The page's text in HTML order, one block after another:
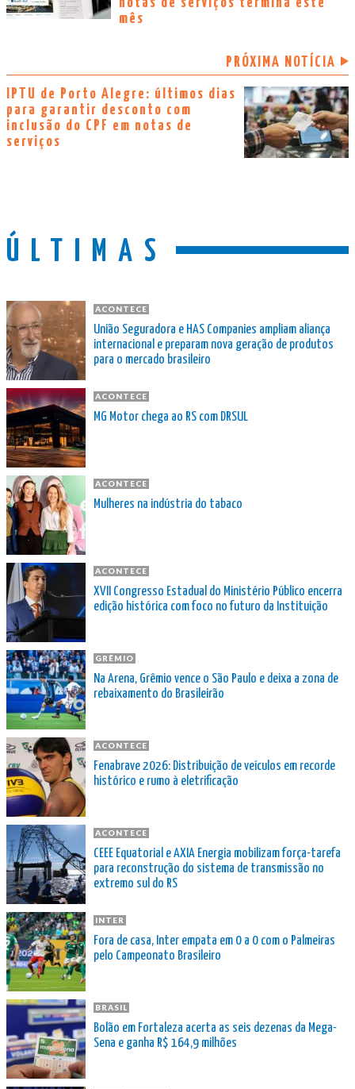
mês
PRÓXIMA NOTÍCIA
IPTU de Porto Alegre: últimos dias
para garantir desconto com
inclusão do CPF em notas de
serviços
ÚLTIMAS
ACONTECE
União Seguradora e HAS Companies ampliam aliança
internacional e preparam nova geração de produtos
para o mercado brasileiro
ACONTECE
MG Motor chega ao RS com DRSUL
ACONTECE
Mulheres na indústria do tabaco
ACONTECE
XVII Congresso Estadual do Ministério Público encerra
edição histórica com foco no futuro da Instituição
GRÊMIO
Na Arena, Grêmio vence o São Paulo e deixa a zona de
rebaixamento do Brasileirão
ACONTECE
Fenabrave 2026: Distribuição de veículos em recorde
histórico e rumo à eletrificação
ACONTECE
CEEE Equatorial e AXIA Energia mobilizam força-tarefa
para reconstrução do sistema de transmissão no
extremo sul do RS
INTER
Fora de casa, Inter empata em 0 a 0 com o Palmeiras
pelo Campeonato Brasileiro
BRASIL
Bolão em Fortaleza acerta as seis dezenas da Mega-
Sena e ganha R$ 164,9 milhões